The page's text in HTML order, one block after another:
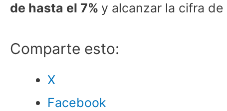
de hasta el 7% y alcanzar la cifra de
Comparte esto:
X
Facebook